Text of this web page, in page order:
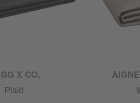
X CO.
Plaid